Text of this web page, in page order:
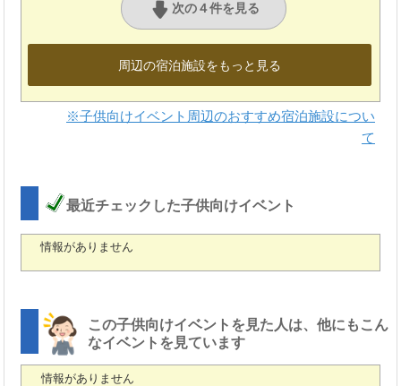
次の４件を見る
周辺の宿泊施設をもっと見る
※子供向けイベント周辺のおすすめ宿泊施設につい
て
最近チェックした子供向けイベント
情報がありません
この子供向けイベントを見た人は、他にもこん
なイベントを見ています
情報がありません